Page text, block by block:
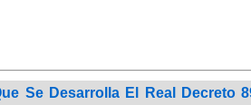
Se Desarrolla El Real Decreto